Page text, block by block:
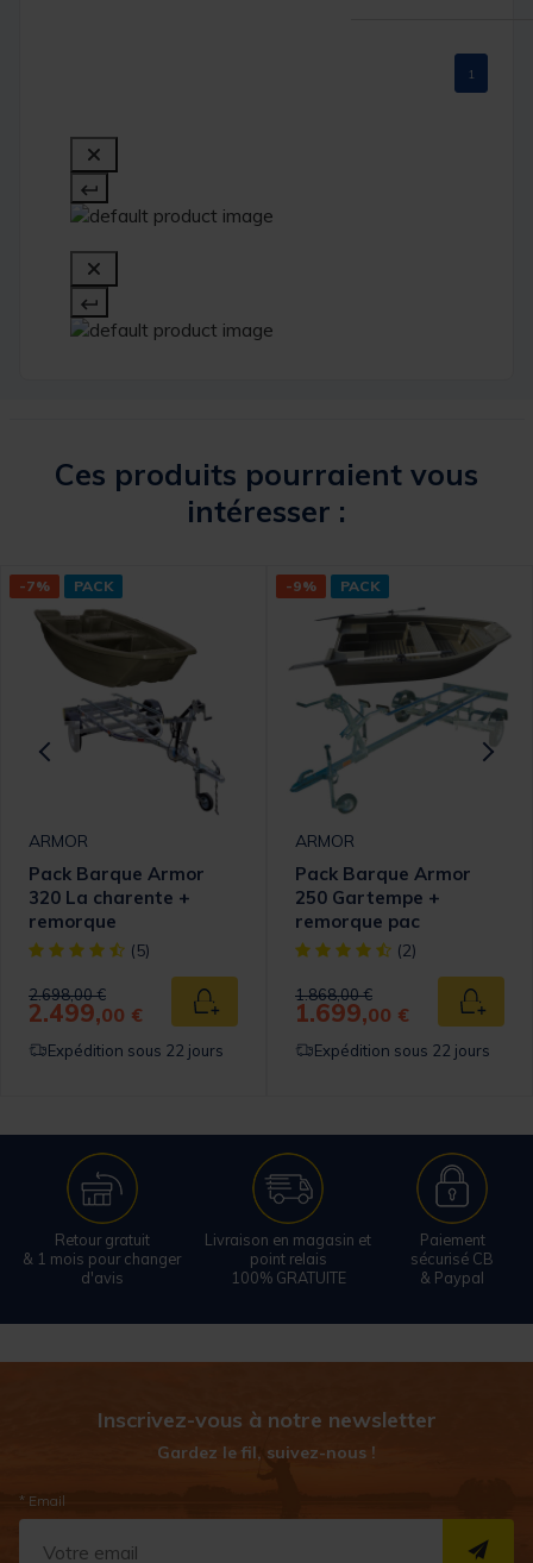
1
Ces produits pourraient vous
intéresser :
Rating
panier
-7% PACK
ARMOR
Pack Barque Armor
320 La charente +
remorque
[object Object] out of 5 Customer Rating
(5)
Price reduced from
2.698,00 €to
2.499,00 € Ajouter au panier
Expédition sous 22 jours
-9% PACK
ARMOR
Pack Barque Armor
250 Gartempe +
remorque pac
[object Object] out of 5
(2)
Price reduced from
1.868,00 €to
1.699,00 €
Expédition sous 22 jours
Retour gratuit
& 1 mois pour changer
d'avis
Livraison en magasin et
point relais
100% GRATUITE
Paiement
sécurisé CB
& Paypal
Inscrivez-vous à notre newsletter
Gardez le fil, suivez-nous !
* Email